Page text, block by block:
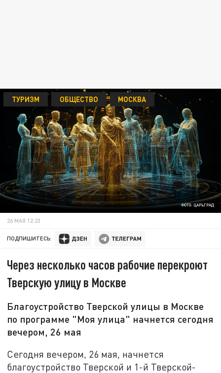
ФОТО: ЦАРЬГРАД
ТУРИЗМ ОБЩЕСТВО МОСКВА
26 МАЯ 12:23
ПОДПИШИТЕСЬ:
Через несколько часов рабочие перекроют
Тверскую улицу в Москве
Благоустройство Тверской улицы в Москве
по программе "Моя улица" начнется сегодня
вечером, 26 мая
Сегодня вечером, 26 мая, начнется
благоустройство Тверской и 1-й Тверской-